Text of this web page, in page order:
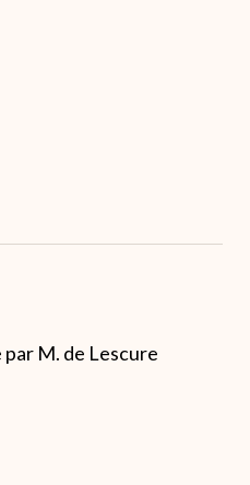
M. de Lescure